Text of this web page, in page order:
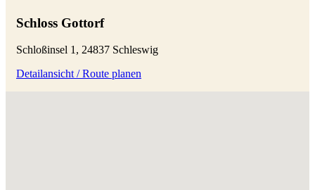
Schloss Gottorf
Schloßinsel 1, 24837 Schleswig
Detailansicht / Route planen